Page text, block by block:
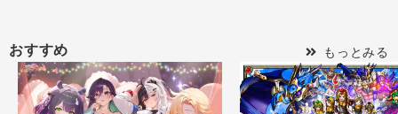
おすすめ もっとみる